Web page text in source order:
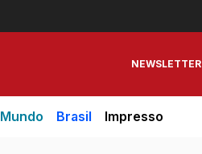
NEWSLETTER
Mundo Brasil Impresso